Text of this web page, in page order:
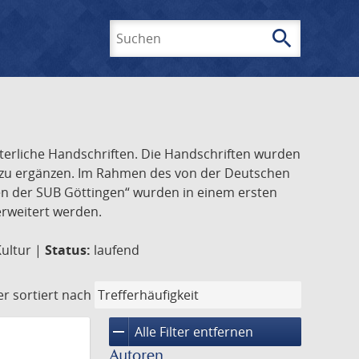
search
Handschriften. Die Handschriften wurden
ergänzen. Im Rahmen des von der Deutschen
SUB Göttingen“ wurden in einem ersten
werden.
| Status: laufend
sortiert nach
remove Alle Filter entfernen